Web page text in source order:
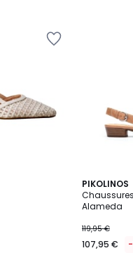
PIKOLINOS
Alameda
119,95 €
107,95 €